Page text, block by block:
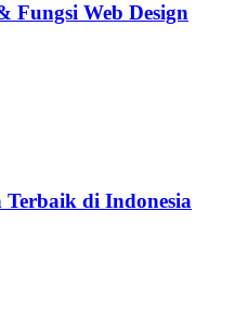
Fungsi Web Design
Terbaik di Indonesia